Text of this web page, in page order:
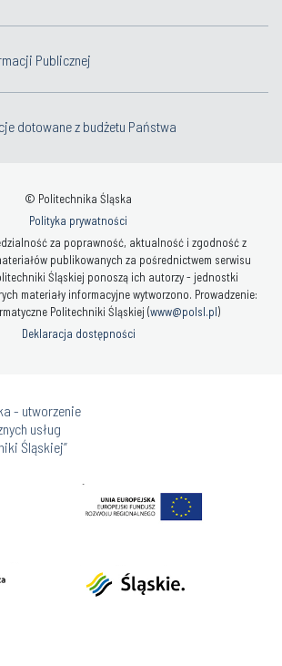
Publicznej
dotowane z budżetu Państwa
© Politechnika Śląska
Polityka prywatności
za poprawność, aktualność i zgodność z
publikowanych za pośrednictwem serwisu
Śląskiej ponoszą ich autorzy - jednostki
materiały informacyjne wytworzono. Prowadzenie:
Politechniki Śląskiej (www@polsl.pl)
Deklaracja dostępności
- utworzenie
usług
Śląskiej”